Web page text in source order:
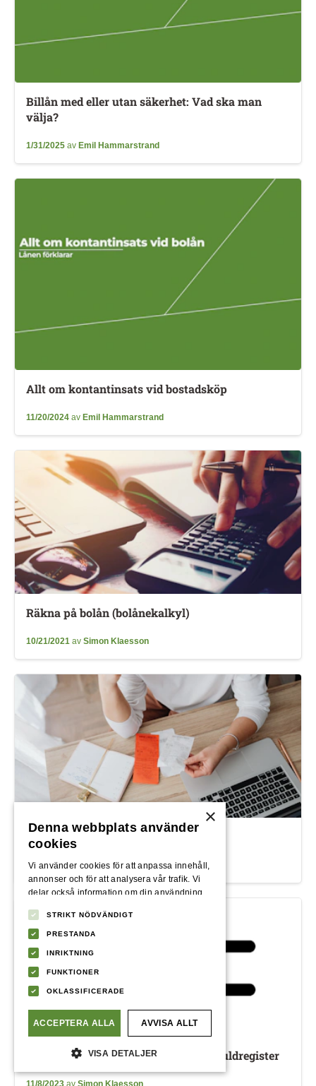
Billån med eller utan säkerhet: Vad ska man
välja?
1/31/2025 av Emil Hammarstrand
Allt om kontantinsats vid bostadsköp
11/20/2024 av Emil Hammarstrand
Räkna på bolån (bolånekalkyl)
10/21/2021 av Simon Klaesson
Låna pengar vid hög inflation
3/27/2023av Simon Klaesson
Upplysningscentralens syn på ett skuldregister
11/8/2023 av Simon Klaesson
×
Denna webbplats använder
cookies
Vi använder cookies för att anpassa innehåll,
annonser och för att analysera vår trafik. Vi
delar också information om din användning
analyspartners som kan kombinera den med
annan information som du har tillhandahållit
dem eller som de har samlat in från din
användning av deras tjänster.
Integritetspolicy
STRIKT NÖDVÄNDIGT
PRESTANDA
INRIKTNING
FUNKTIONER
OKLASSIFICERADE
ACCEPTERA ALLA AVVISA ALLT
VISA DETALJER